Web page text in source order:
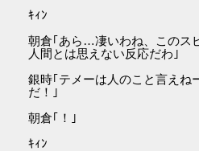
ｷｨﾝ
朝倉｢あら…凄いわね、このス
人間とは思えない反応だわ｣
銀時｢テメーは人のこと言え
だ！｣
朝倉｢！｣
ｷｨﾝ